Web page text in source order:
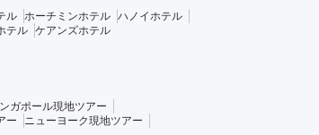
ル ホーチミンホテル ハノイホテル
テル ケアンズホテル
ガポール現地ツアー
ー
ニューヨーク現地ツアー